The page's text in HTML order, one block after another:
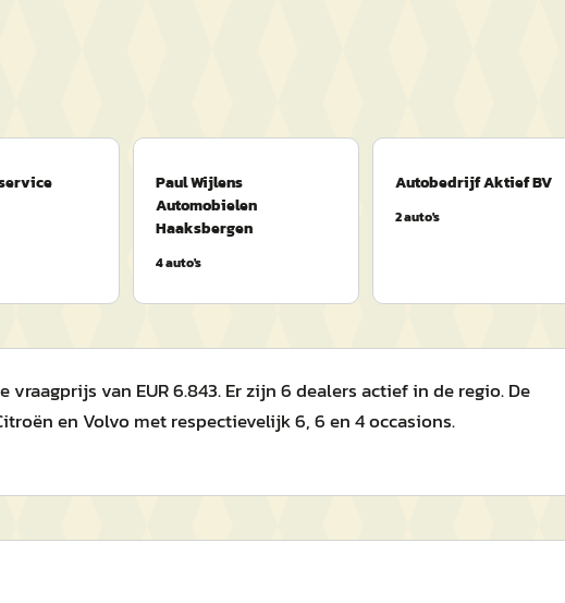
Paul Wijlens
Automobielen
Haaksbergen
4auto's
Autobedrijf Aktief BV
2auto's
van EUR 6.843. Er zijn 6 dealers actief in de regio. De
en Volvo met respectievelijk 6, 6 en 4 occasions.